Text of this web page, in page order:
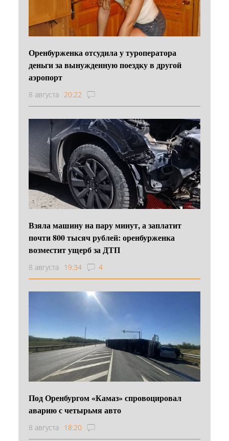
Оренбурженка отсудила у туроператора
деньги за вынужденную поездку в другой
аэропорт
8 августа 20:22
Взяла машину на пару минут, а заплатит
почти 800 тысяч рублей: оренбурженка
возместит ущерб за ДТП
8 августа 19:34 4
Под Оренбургом «Камаз» спровоцировал
аварию с четырьмя авто
8 августа 18:20